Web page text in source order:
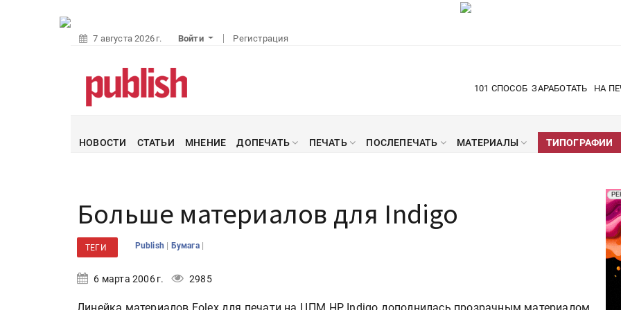
7 августа 2026 г. Войти Регистрация
101 СПОСОБ ЗАРАБОТАТЬ НА
НОВОСТИ СТАТЬИ МНЕНИЕ ДОПЕЧАТЬ ПЕЧАТЬ ПОСЛЕПЕЧАТЬ МАТЕРИАЛЫ ТИПОГРАФИИ
Больше материалов для Indigo
ТЕГИ Publish | Бумага |
6 марта 2006 г. 2985